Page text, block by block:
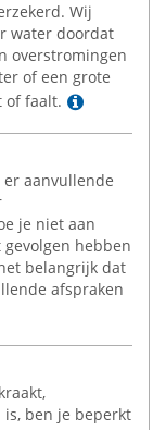
Wij
water doordat
overstromingen
of een grote
of faalt.
Lees
aanvullende
je niet aan
hebben
belangrijk dat
afspraken
ben je beperkt